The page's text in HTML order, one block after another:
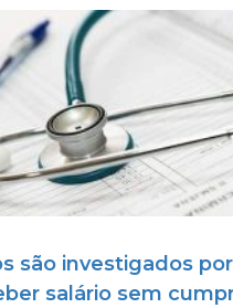
são investigados
salário sem